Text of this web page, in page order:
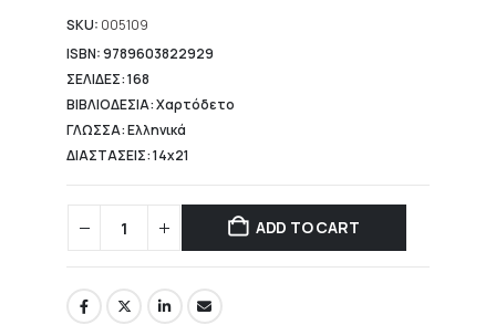
5,19 €.
SKU: 005109
ISBN: 9789603822929
ΣΕΛΙΔΕΣ: 168
ΒΙΒΛΙΟΔΕΣΙΑ: Χαρτόδετο
ΓΛΩΣΣΑ: Ελληνικά
ΔΙΑΣΤΑΣΕΙΣ: 14x21
ADD TO CART